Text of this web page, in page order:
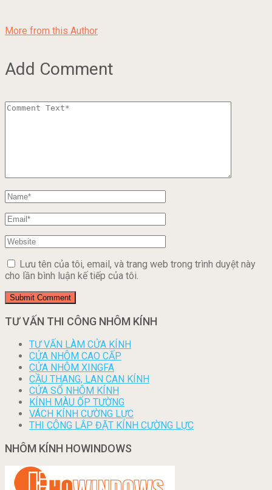
More from this Author
Add Comment
Lưu tên của tôi, email, và trang web trong trình duyệt này
cho lần bình luận kế tiếp của tôi.
TƯ VẤN THI CÔNG NHÔM KÍNH
TƯ VẤN LÀM CỬA KÍNH
CỬA NHÔM CAO CẤP
CỬA NHÔM XINGFA
CẦU THANG, LAN CAN KÍNH
CỬA SỔ NHÔM KÍNH
KÍNH MÀU ỐP TƯỜNG
VÁCH KÍNH CƯỜNG LỰC
THI CÔNG LẮP ĐẶT KÍNH CƯỜNG LỰC
NHÔM KÍNH HOWINDOWS